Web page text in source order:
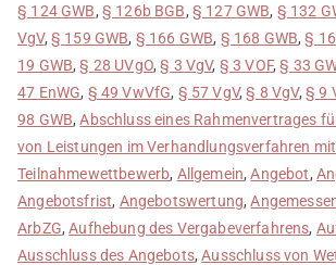
§ 124 GWB, § 126b BGB, § 127 GWB, § 132
VgV, § 159 GWB, § 166 GWB, § 168 GWB,§
19 GWB,§ 28 UVgO,§ 3 VgV, § 3 VOF,§ 33
47 EnWG, § 49 VwVfG, § 57 VgV,§ 8 VgV, § 9
98 GWB,Abschluss eines Rahmenvertrages
von Leistungen im Verhandlungsverfahren
Teilnahmewettbewerb, Allgemein,Angebot,
Angebotsfrist, Angebotswertung,
ArbZG,Aufhebung des Vergabeverfahrens,
Ausschluss des Angebots,Ausschluss von